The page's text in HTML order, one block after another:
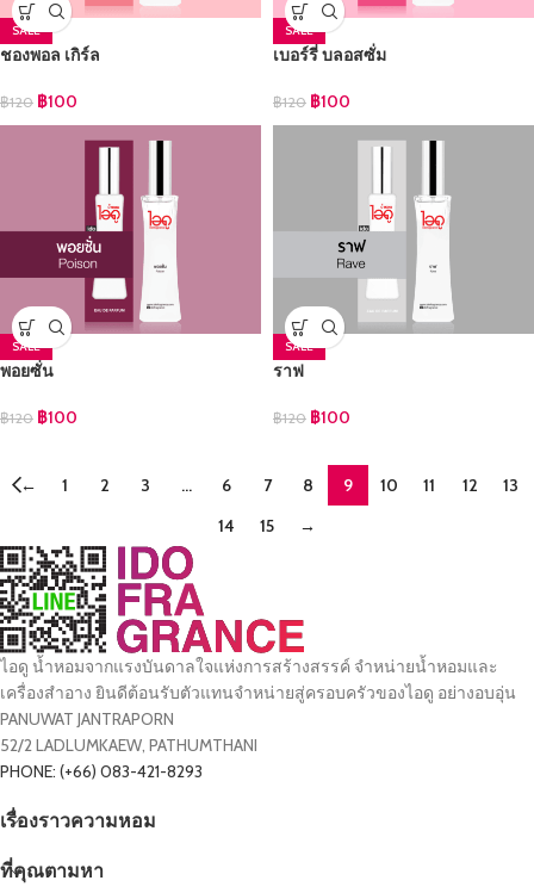
SALE
ชองพอล เกิร์ล
฿120 ฿100
SALE
เบอร์รี่ บลอสซั่ม
฿120 ฿100
SALE
พอยซั่น
฿120 ฿100
SALE
ราฟ
฿120 ฿100
← 1 2 3 … 6 7 8 9 10 11 12
13
14
15 →
ไอดู น้ำหอมจากแรงบันดาลใจแห่งการสร้างสรรค์ จำหน่ายน้ำหอมและ
เครื่องสำอาง ยินดีต้อนรับตัวแทนจำหน่ายสู่ครอบครัวของไอดู อย่างอบอุ่น
PANUWAT JANTRAPORN
52/2 LADLUMKAEW, PATHUMTHANI
PHONE: (+66) 083-421-8293
เรื่องราวความหอม
ที่คุณตามหา